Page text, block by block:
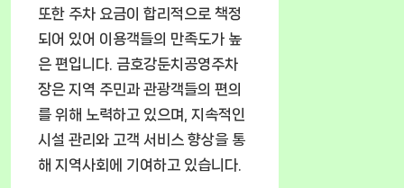
또한 주차 요금이 합리적으로 책정
되어 있어 이용객들의 만족도가 높
은 편입니다. 금호강둔치공영주차
장은 지역 주민과 관광객들의 편의
를 위해 노력하고 있으며, 지속적인
시설 관리와 고객 서비스 향상을 통
해 지역사회에 기여하고 있습니다.